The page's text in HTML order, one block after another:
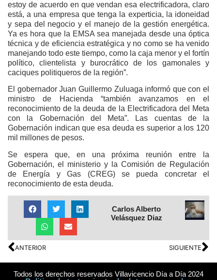
estoy de acuerdo en que vendan esa electrificadora, claro
está, a una empresa que tenga la experticia, la idoneidad
y sepa del negocio y el manejo de la gestión energética.
Ya es hora que la EMSA sea manejada desde una óptica
técnica y de eficiencia estratégica y no como se ha venido
manejando todo este tiempo, como la caja menor y el fortín
político, clientelista y burocrático de los gamonales y
caciques politiqueros de la región”.
El gobernador Juan Guillermo Zuluaga informó que con el
ministro de Hacienda “también avanzamos en el
reconocimiento de la deuda de la Electrificadora del Meta
con la Gobernación del Meta”. Las cuentas de la
Gobernación indican que esa deuda es superior a los 120
mil millones de pesos.
Se espera que, en una próxima reunión entre la
Gobernación, el ministerio y la Comisión de Regulación
de Energía y Gas (CREG) se pueda concretar el
reconocimiento de esta deuda.
Carlos Alberto
Velásquez Diaz
ANTERIOR SIGUIENTE
Todos los derechos reservados Villavicencio Día a Día 2024